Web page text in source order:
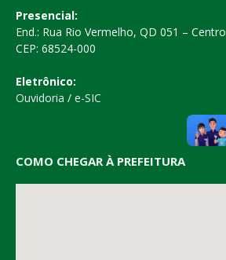
Presencial:
End.: Rua Rio Vermelho, QD 051 – Centro
CEP: 68524-000
Eletrônico:
Ouvidoria / e-SIC
COMO CHEGAR À PREFEITURA